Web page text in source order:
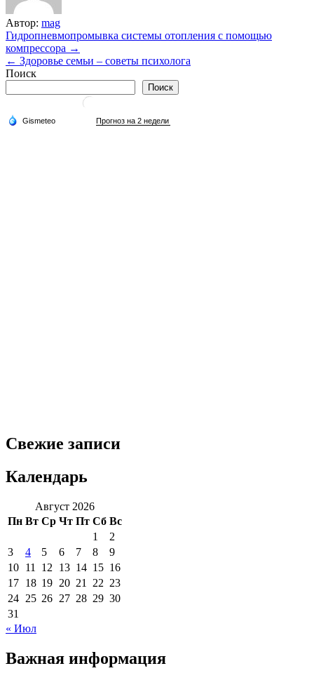
Автор: mag
Навигация
по
записям
Гидропневмопромывка системы отопления с помощью
компрессора →
← Здоровье семьи – советы психолога
Поиск
Поиск
Свежие записи
Календарь
Август 2026
Пн Вт Ср Чт Пт Сб Вс
1
2
3
4 5 6 7 8
9
10 11 12 13 14 15 16
17 18 19 20 21 22 23
24 25 26 27 28 29 30
31
« Июл
Важная информация